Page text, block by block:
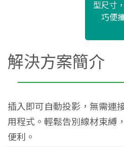
型尺寸
巧便
解決方案簡介
插入即可自動投影，無需連
用程式。輕鬆告別線材束縛
便利。